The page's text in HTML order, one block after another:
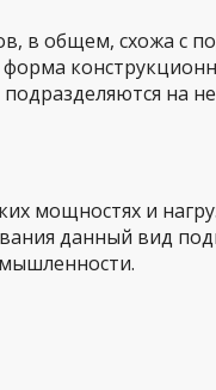
в общем, схожа с
на
мощностях и
данный вид